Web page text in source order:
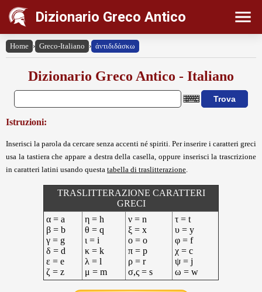
Dizionario Greco Antico
Home › Greco-Italiano › ἀντιδιδάσκω
Dizionario Greco Antico - Italiano
Istruzioni:
Inserisci la parola da cercare senza accenti né spiriti. Per inserire i caratteri greci
usa la tastiera che appare a destra della casella, oppure inserisci la trascrizione
in caratteri latini usando questa tabella di traslitterazione
TRASLITTERAZIONE CARATTERI
GRECI
α = a
β = b
γ = g
δ = d
ε = e
ζ = z
η = h
θ = q
ι = i
κ = k
λ = l
μ = m
ν = n
ξ = x
ο = o
π = p
ρ = r
σ,ς = s
τ = t
υ = y
φ = f
χ = c
ψ = j
ω = w